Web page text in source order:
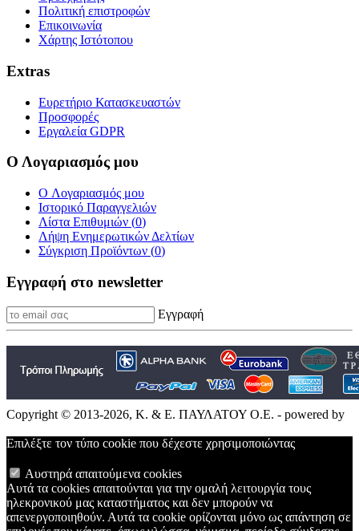
Πολιτική επιστροφών
Επικοινωνία
Χάρτης Ιστότοπου
Extras
Ευρετήριο Κατασκευαστών
Προσφορές
Εργαλεία GDPR
Ο Λογαριασμός μου
O Λογαριασμός μου
Ιστορικό Παραγγελιών
Λίστα Επιθυμιών (0)
Λήψη Ενημερωτικών Δελτίων
Σύγκριση Προϊόντων (0)
Εγγραφή στο newsletter
Εγγραφή
Copyright © 2013-2026, Κ. & Ε. ΠΑΥΛΑΤΟΥ Ο.Ε. - powered by
Επιλέξτε τον τύπο cookie που δέχεστε χρησιμοποιώντας
Αυστηρά απαιτούμενα cookies
Αυτά τα cookies απαιτούνται για την ομαλή λειτουργία τους
ηλεκρονικού μας καταστήματος και δεν μπορούν να
απενεργοποιηθούν. Αυτά τα cookie ορίζονται μόνο ως απάντηση σε